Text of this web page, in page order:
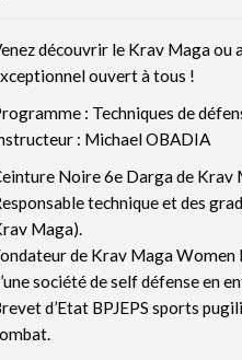
découvrir le Krav Maga ou
ouvert à tous !
: Techniques de
: Michael OBADIA
Noire 6e Darga de Krav
technique et des
Maga).
de Krav Maga Women
société de self défense en
d’Etat BPJEPS sports